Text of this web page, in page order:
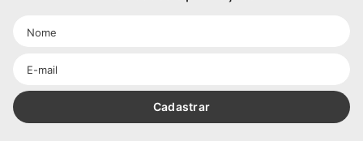
Cadastrar